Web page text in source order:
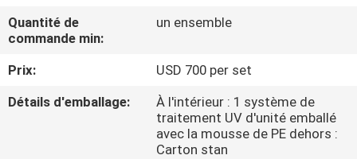
D'USINE
Quantité de
commande min:
un ensemble
Prix:
USD 700 per set
Détails d'emballage:
À l'intérieur : 1 système de
traitement UV d'unité emballé
avec la mousse de PE dehors :
Carton stan